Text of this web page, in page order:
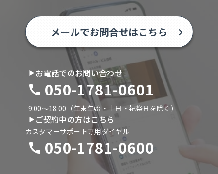
メールでお問合せはこちら
お電話でのお問い合わせ
050-1781-0601
9:00〜18:00（年末年始・土日・祝祭日を除く）
ご契約中の方はこちら
カスタマーサポート専用ダイヤル
050-1781-0600